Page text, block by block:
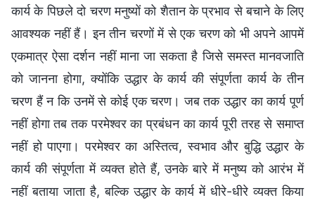
कार्य के पिछले दो चरण मनुष्यों को शैतान के प्रभाव से बचाने के लिए
आवश्यक नहीं हैं। इन तीन चरणों में से एक चरण को भी अपने आपमें
एकमात्र ऐसा दर्शन नहीं माना जा सकता है जिसे समस्त मानवजाति
को जानना होगा, क्योंकि उद्धार के कार्य की संपूर्णता कार्य के तीन
चरण हैं न कि उनमें से कोई एक चरण। जब तक उद्धार का कार्य पूर्ण
नहीं होगा तब तक परमेश्वर का प्रबंधन का कार्य पूरी तरह से समाप्त
नहीं हो पाएगा। परमेश्वर का अस्तित्व, स्वभाव और बुद्धि उद्धार के
कार्य की संपूर्णता में व्यक्त होते हैं, उनके बारे में मनुष्य को आरंभ में
नहीं बताया जाता है, बल्कि उद्धार के कार्य में धीरे-धीरे व्यक्त किया